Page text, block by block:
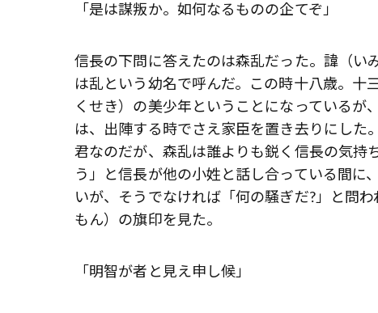
「是は謀叛か。如何なるものの企てぞ」
信長の下問に答えたのは森乱だった。諱（い
は乱という幼名で呼んだ。この時十八歳。十
くせき）の美少年ということになっているが
は、出陣する時でさえ家臣を置き去りにした
君なのだが、森乱は誰よりも鋭く信長の気持
う」と信長が他の小姓と話し合っている間に
いが、そうでなければ「何の騒ぎだ?」と問
もん）の旗印を見た。
「明智が者と見え申し候」